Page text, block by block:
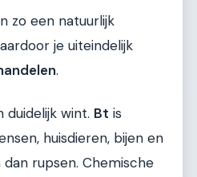
zo een natuurlijk
je uiteindelijk
.
duidelijk wint. Bt is
huisdieren, bijen en
rupsen. Chemische